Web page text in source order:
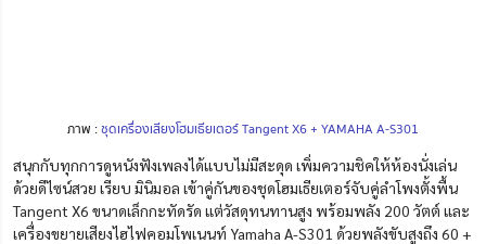
ภาพ :ชุดเครื่องเสียงโฮมเธียเตอร์ Tangent X6 + YAMAHA A-S301
สนุกกับทุกการดูหนังฟังเพลงได้แบบไม่มีสะดุด เพิ่มความชิคให้ห้องนั่งเล่น
ด้วยดีไซน์สวย เรียบ มินิมอล เข้าคู่กันของชุดโฮมเธียเตอร์จับคู่ลำโพงตั้งพื้น
Tangent X6 ขนาดเล็กกะทัดรัด แต่วัสดุทนทานสูง พร้อมพลัง 200 วัตต์ และ
เครื่องขยายเสียงไฮไฟคอมโพเนนท์ Yamaha A-S301 ด้วยพลังขับสูงถึง 60 +